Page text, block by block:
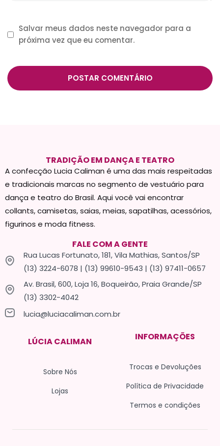
Salvar meus dados neste navegador para a
próxima vez que eu comentar.
TRADIÇÃO EM DANÇA E TEATRO
A confecção Lucia Caliman é uma das mais respeitadas
e tradicionais marcas no segmento de vestuário para
dança e teatro do Brasil. Aqui você vai encontrar
collants, camisetas, saias, meias, sapatilhas, acessórios,
figurinos e moda fitness.
FALE COM A GENTE
Rua Lucas Fortunato, 181, Vila Mathias, Santos/SP
(13) 3224-6078 | (13) 99610-9543 | (13) 97411-0657
Av. Brasil, 600, Loja 16, Boqueirão, Praia Grande/SP
(13) 3302-4042
lucia@luciacaliman.com.br
LÚCIA CALIMAN
Sobre Nós
Lojas
INFORMAÇÕES
Trocas e Devoluções
Política de Privacidade
Termos e condições